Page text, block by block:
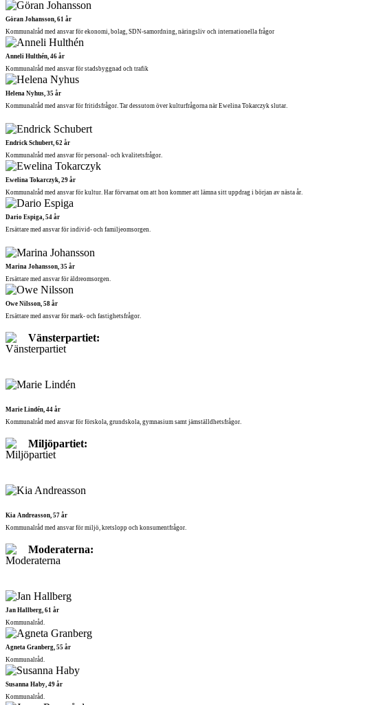
Göran Johansson, 61 år
Kommunalråd med ansvar för ekonomi, bolag, SDN-samordning, näringsliv och internationella frågor
Anneli Hulthén, 46 år
Kommunalråd med ansvar för stadsbyggnad och trafik
Helena Nyhus, 35 år
Kommunalråd med ansvar för fritidsfrågor. Tar dessutom över kulturfrågorna när Ewelina Tokarczyk slutar.
Endrick Schubert, 62 år
Kommunalråd med ansvar för personal- och kvalitetsfrågor.
Ewelina Tokarczyk, 29 år
Kommunalråd med ansvar för kultur. Har förvarnat om att hon kommer att lämna sitt uppdrag i början av nästa år.
Dario Espiga, 54 år
Ersättare med ansvar för individ- och familjeomsorgen.
Marina Johansson, 35 år
Ersättare med ansvar för äldreomsorgen.
Owe Nilsson, 58 år
Ersättare med ansvar för mark- och fastighetsfrågor.
Vänsterpartiet:
Marie Lindén, 44 år
Kommunalråd med ansvar för förskola, grundskola, gymnasium samt jämställdhetsfrågor.
Miljöpartiet:
Kia Andreasson, 57 år
Kommunalråd med ansvar för miljö, kretslopp och konsumentfrågor.
Moderaterna:
Jan Hallberg, 61 år
Kommunalråd.
Agneta Granberg, 55 år
Kommunalråd.
Susanna Haby, 49 år
Kommunalråd.